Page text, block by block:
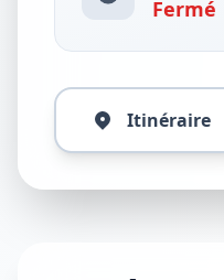
Fermé
Itinéraire